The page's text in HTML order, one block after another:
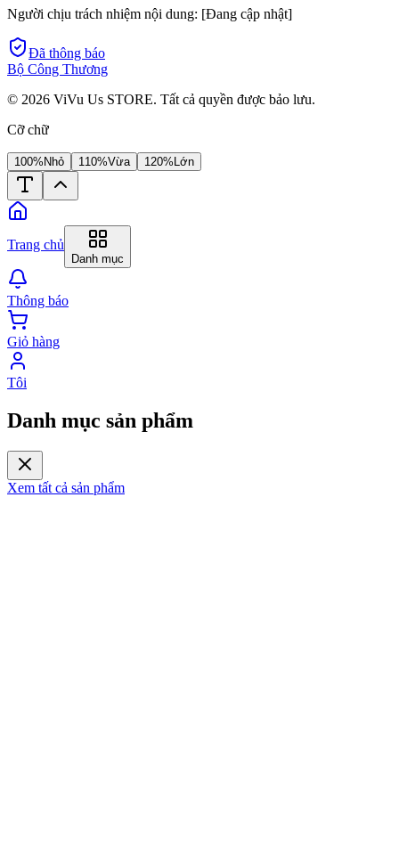
Người chịu trách nhiệm nội dung: [Đang cập nhật]
Đã thông báo
Bộ Công Thương
© 2026 ViVu Us STORE. Tất cả quyền được bảo lưu.
Cỡ chữ
100% Nhỏ 110%Vừa 120% Lớn
Trang chủ
Danh mục
Thông báo
Giỏ hàng
Tôi
Danh mục sản phẩm
Xem tất cả sản phẩm